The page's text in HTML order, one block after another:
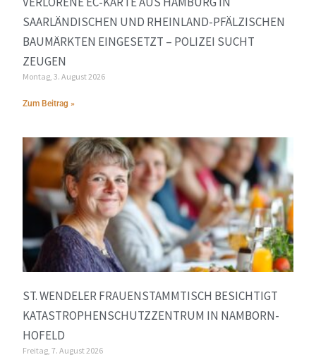
SAARLÄNDISCHEN UND RHEINLAND-PFÄLZISCHEN
BAUMÄRKTEN EINGESETZT – POLIZEI SUCHT
ZEUGEN
Montag, 3. August 2026
Zum Beitrag »
ST. WENDELER FRAUENSTAMMTISCH BESICHTIGT
KATASTROPHENSCHUTZZENTRUM IN NAMBORN-
HOFELD
Freitag, 7. August 2026